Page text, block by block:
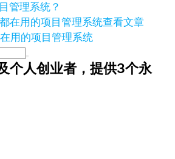
管理系统？
查看文章
用的项目管理系统
个人创业者，提供3个永